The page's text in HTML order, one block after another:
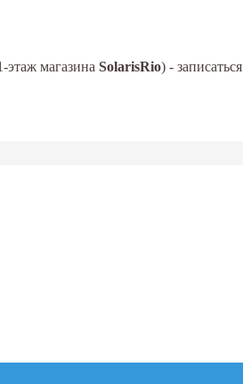
этаж магазина SolarisRio) - записаться